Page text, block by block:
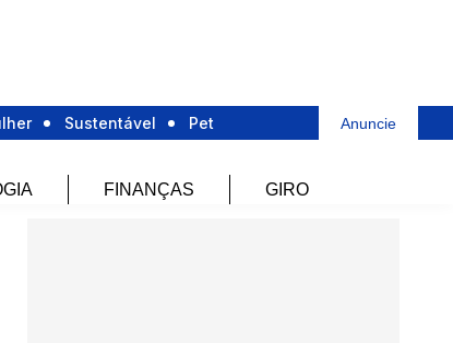
Sustentável Pet Anuncie
FINANÇAS GIRO